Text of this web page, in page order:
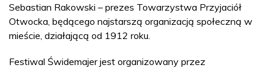
Sebastian Rakowski – prezes Towarzystwa Przyjaciół
Otwocka, będącego najstarszą organizacją społeczną w
mieście, działającą od 1912 roku.
Festiwal Świdemajer jest organizowany przez